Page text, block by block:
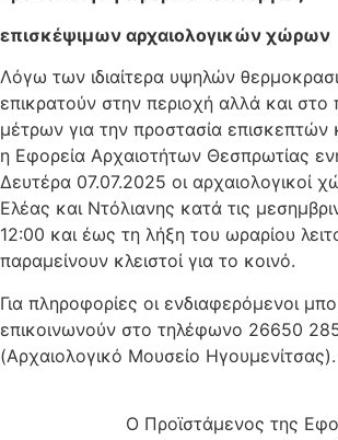
επισκέψιμων αρχαιολογικών χώρων
Λόγω των ιδιαίτερα υψηλών
επικρατούν στην περιοχή αλλά και στο
μέτρων για την προστασία επισκεπτών
η Εφορεία Αρχαιοτήτων Θεσπρωτίας
Δευτέρα 07.07.2025 οι αρχαιολογικοί
Ελέας και Ντόλιανης κατά τις
12:00 και έως τη λήξη του ωραρίου
παραμείνουν κλειστοί για το κοινό.
Για πληροφορίες οι ενδιαφερόμενοι
επικοινωνούν στο τηλέφωνο 26650
(Αρχαιολογικό Μουσείο Ηγουμενίτσας).
Ο Προϊστάμενος της